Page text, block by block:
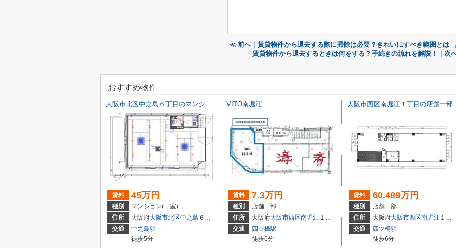
≪ 前へ｜賃貸物件から退去する際に掃除は必要？きれいにすべき範囲とは
賃貸物件から退去するときは何をする？手続きの流れを解説！｜次
おすすめ物件
賃料 45万円
種別
マンション(一室)
住所
大阪府大阪市北区中之島 ６丁目
交通
中之島駅
徒歩5分
VITO南堀江
賃料 7.3万円
種別
店舗一部
住所
大阪府大阪市西区南堀江 １丁目１４
交通
四ツ橋駅
徒歩6分
大阪市西区南堀江１丁目の店舗一部
賃料 60.489万円
種別
店舗一部
住所
大阪府大阪市西区南堀江 １丁目
交通
四ツ橋駅
徒歩6分